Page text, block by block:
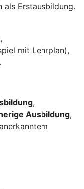
als Erstausbildung.
,
mit Lehrplan),
.
,
Ausbildung,